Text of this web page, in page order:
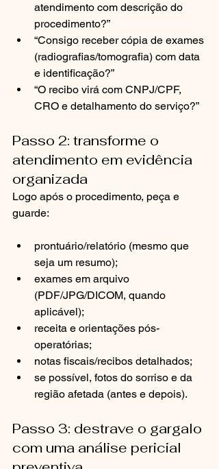
atendimento com descrição do
procedimento?”
“Consigo receber cópia de exames
(radiografias/tomografia) com data
e identificação?”
“O recibo virá com CNPJ/CPF,
CRO e detalhamento do serviço?”
Passo 2: transforme o
atendimento em evidência
organizada
Logo após o procedimento, peça e
guarde:
prontuário/relatório (mesmo que
seja um resumo);
exames em arquivo
(PDF/JPG/DICOM, quando
aplicável);
receita e orientações pós-
operatórias;
notas fiscais/recibos detalhados;
se possível, fotos do sorriso e da
região afetada (antes e depois).
Passo 3: destrave o gargalo
com uma análise pericial